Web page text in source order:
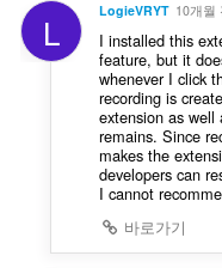
L LogieVRYT 10개월
I installed this
feature, but it
whenever I click
recording is
extension as well
remains. Since
makes the
developers can
I cannot
바로가기